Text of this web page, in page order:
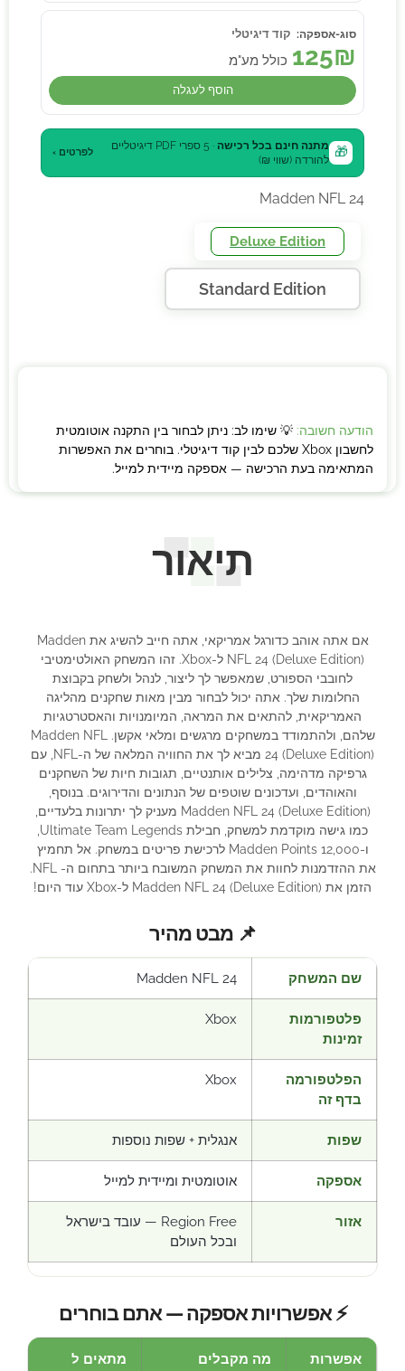
קוד דיגיטלי
125₪ כולל מע"מ
הוסף לעגלה
🎁 מתנה חינם בכל רכישה
· 5 ספרי PDF דיגיטליים
להורדה (שווי ₪)
לפרטים ›
Madden NFL 24
Deluxe Edition
Standard Edition
הודעה חשובה: 💡 שימו לב: ניתן לבחור בין התקנה אוטומטית
לחשבון Xbox שלכם לבין קוד דיגיטלי. בוחרים את האפשרות
המתאימה בעת הרכישה — אספקה מיידית למייל.
תיאור
אם אתה אוהב כדורגל אמריקאי, אתה חייב להשיג את Madden
NFL 24 (Deluxe Edition) ל-Xbox. זהו המשחק האולטימטיבי
לחובבי הספורט, שמאפשר לך ליצור, לנהל ולשחק בקבוצת
החלומות שלך. אתה יכול לבחור מבין מאות שחקנים מהליגה
האמריקאית, להתאים את המראה, המיומנויות והאסטרטגיות
שלהם, ולהתמודד במשחקים מרגשים ומלאי אקשן. Madden NFL
24 (Deluxe Edition) מביא לך את החוויה המלאה של ה-NFL, עם
גרפיקה מדהימה, צלילים אותנטיים, תגובות חיות של השחקנים
והאוהדים, ועדכונים שוטפים של הנתונים והדירוגים. בנוסף,
Madden NFL 24 (Deluxe Edition) מעניק לך יתרונות בלעדיים,
ו-12,000 Madden Points לרכישת פריטים במשחק. אל תחמיץ
את ההזדמנות לחוות את המשחק המשובח ביותר בתחום ה- NFL.
הזמן את Madden NFL 24 (Deluxe Edition) ל-Xbox עוד היום!
📌 מבט מהיר
שם המשחק Madden NFL 24
פלטפורמות
זמינות
Xbox
הפלטפורמה
בדף זה
Xbox
שפות אנגלית + שפות נוספות
אספקה אוטומטית ומיידית למייל
אזור
Region Free — עובד בישראל
ובכל העולם
⚡ אפשרויות אספקה — אתם בוחרים
אפשרות מה מקבלים מתאים ל